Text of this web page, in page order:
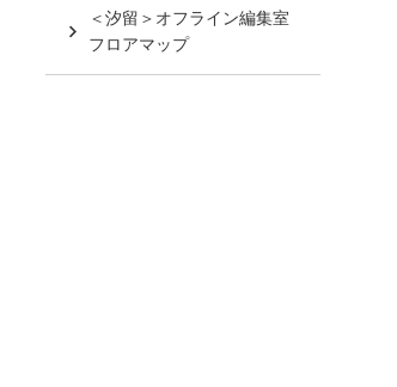
＜汐留＞オフライン編集室
フロアマップ